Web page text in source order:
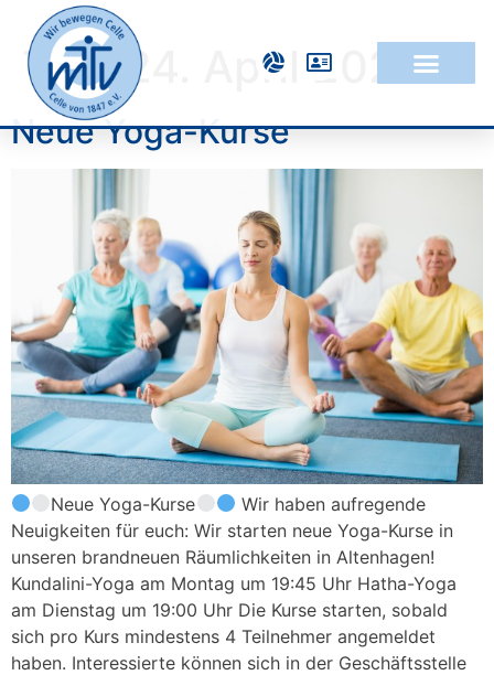
Tag: 24. April 2023
Neue Yoga-Kurse
Neue Yoga-Kurse
Wir haben aufregende
Neuigkeiten für euch: Wir starten neue Yoga-Kurse in
unseren brandneuen Räumlichkeiten in Altenhagen!
Kundalini-Yoga am Montag um 19:45 Uhr Hatha-Yoga
am Dienstag um 19:00 Uhr Die Kurse starten, sobald
sich pro Kurs mindestens 4 Teilnehmer angemeldet
haben. Interessierte können sich in der Geschäftsstelle